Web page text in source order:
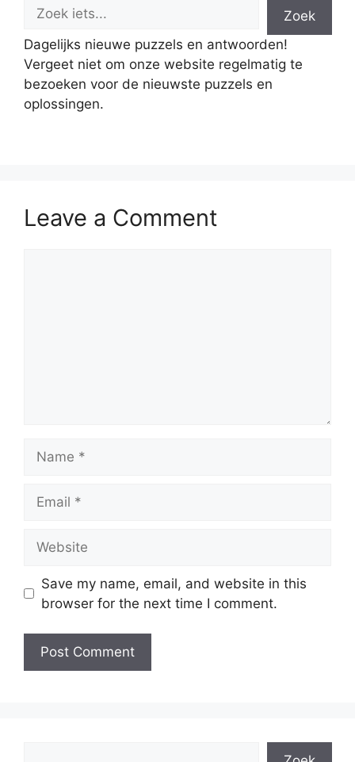
Zoek
Dagelijks nieuwe puzzels en antwoorden!
Vergeet niet om onze website regelmatig te
bezoeken voor de nieuwste puzzels en
oplossingen.
Leave a Comment
Save my name, email, and website in this
browser for the next time I comment.